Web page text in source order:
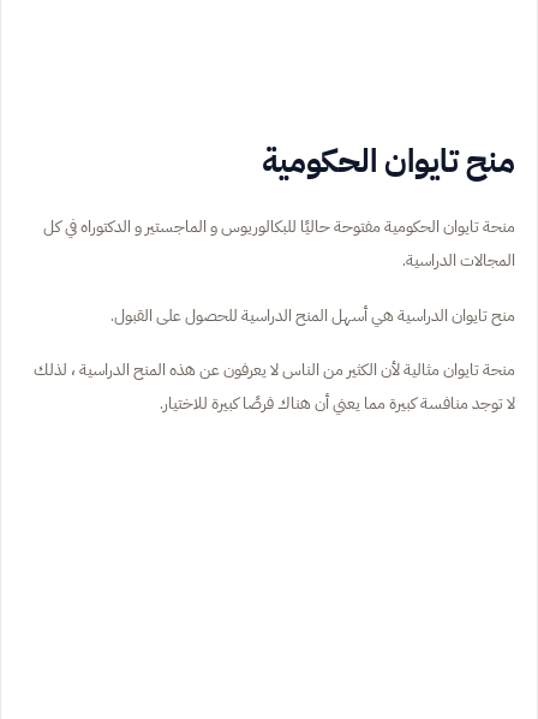
منح تايوان الحكومية
منحة تايوان الحكومية مفتوحة حاليًا للبكالوريوس و الماجستير و الدكتوراه في كل
المجالات الدراسية.
منح تايوان الدراسية هي أسهل المنح الدراسية للحصول على القبول.
منحة تايوان مثالية لأن الكثير من الناس لا يعرفون عن هذه المنح الدراسية ، لذلك
لا توجد منافسة كبيرة مما يعني أن هناك فرصًا كبيرة للاختيار.